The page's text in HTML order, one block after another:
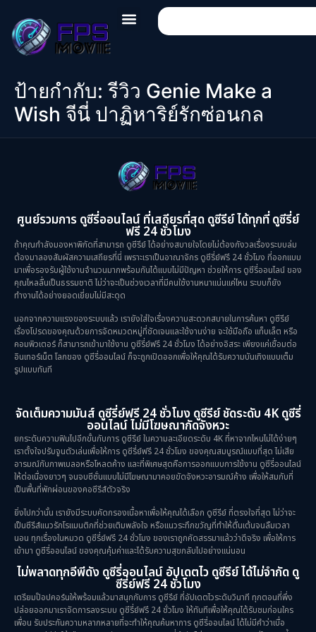
ป้ายกำกับ:รีวิว Genie Make a
Wish จีนี่ ปาฏิหาริย์รักซ่อนกล
ศูนย์รวมการ ดูซีรี่ออนไลน์ ที่เสถียรที่สุด ดูซีรีย์ ได้ทุกที่ ดูซีรี่ย์
ฟรี 24 ชั่วโมง
ถ้าคุณกำลังมองหาพิกัดที่สามารถ ดูซีรีย์ ได้อย่างสบายใจโดยไม่ต้องกังวลเรื่องระบบล่ม
ต้องมาลองสัมผัสความเสถียรที่นี่ เพราะเราเป็นอาณาจักร ดูซีรี่ย์ฟรี 24 ชั่วโมง ที่ออกแบบ
มาเพื่อรองรับผู้ใช้งานจำนวนมากพร้อมกันได้แบบไม่มีปัญหา ช่วยให้การ ดูซีรี่ออนไลน์ ของ
คุณไหลลื่นเป็นธรรมชาติ ไม่ว่าจะเป็นช่วงเวลาที่มีคนใช้งานหนาแน่นแค่ไหน ระบบก็ยัง
ทำงานได้อย่างยอดเยี่ยมไม่มีสะดุด
นอกจากความแรงของระบบแล้ว เรายังใส่ใจเรื่องความสะดวกสบายในการค้นหา ดูซีรีย์
เรื่องโปรดของคุณด้วยการจัดหมวดหมู่ที่ชัดเจนและใช้งานง่าย จะใช้มือถือ แท็บเล็ต หรือ
คอมพิวเตอร์ ก็สามารถเข้ามาใช้งาน ดูซีรี่ย์ฟรี 24 ชั่วโมง ได้อย่างอิสระ เพียงแค่เชื่อมต่อ
อินเทอร์เน็ต โลกของ ดูซีรี่ออนไลน์ ก็จะถูกเปิดออกเพื่อให้คุณได้รับความบันเทิงแบบเต็ม
รูปแบบทันที
จัดเต็มความมันส์ ดูซีรี่ย์ฟรี 24 ชั่วโมง ดูซีรีย์ ชัดระดับ 4K ดูซีรี่
ออนไลน์ ไม่มีโฆษณากัดจังหวะ
ยกระดับความฟินไปอีกขั้นกับการ ดูซีรีย์ ในความละเอียดระดับ 4K ที่หาจากไหนไม่ได้ง่ายๆ
เราตั้งใจปรับจูนตัวเล่นเพื่อให้การ ดูซีรี่ย์ฟรี 24 ชั่วโมง ของคุณสมบูรณ์แบบที่สุด ไม่เสีย
อารมณ์กับภาพเบลอหรือโหลดค้าง และที่พิเศษสุดคือการออกแบบการใช้งาน ดูซีรี่ออนไลน์
ให้ต่อเนื่องยาวๆ จนจบซีซั่นแบบไม่มีโฆษณามาคอยขัดจังหวะอารมณ์ค้าง เพื่อให้สมกับที่
เป็นพื้นที่พักผ่อนของคอซีรีส์ตัวจริง
ยิ่งไปกว่านั้น เรายังมีระบบคัดกรองเนื้อหาเพื่อให้คุณได้เลือก ดูซีรีย์ ที่ตรงใจที่สุด ไม่ว่าจะ
เป็นซีรีส์แนวรักโรแมนติกที่ช่วยเติมพลังใจ หรือแนวระทึกขวัญที่ทำให้ตื่นเต้นจนลืมเวลา
นอน ทุกเรื่องในหมวด ดูซีรี่ย์ฟรี 24 ชั่วโมง ของเราถูกคัดสรรมาแล้วว่าดีจริง เพื่อให้การ
เข้ามา ดูซีรี่ออนไลน์ ของคุณคุ้มค่าและได้รับความสุขกลับไปอย่างแน่นอน
ไม่พลาดทุกอีพีดัง ดูซีรี่ออนไลน์ อัปเดตไว ดูซีรีย์ ได้ไม่จำกัด ดู
ซีรี่ย์ฟรี 24 ชั่วโมง
เตรียมป๊อปคอร์นให้พร้อมแล้วมาสนุกกับการ ดูซีรีย์ ที่อัปเดตไวระดับวินาที ทุกตอนที่พึ่ง
ปล่อยออกมาเราจัดการลงระบบ ดูซีรี่ย์ฟรี 24 ชั่วโมง ให้ทันทีเพื่อให้คุณได้รับชมก่อนใคร
เพื่อน รับประกันความหลากหลายที่จะทำให้คุณค้นหาการ ดูซีรี่ออนไลน์ ได้ไม่มีคำว่าเบื่อ